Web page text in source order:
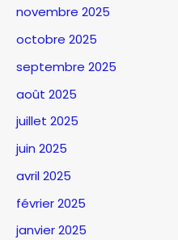
novembre 2025
octobre 2025
septembre 2025
août 2025
juillet 2025
juin 2025
avril 2025
février 2025
janvier 2025